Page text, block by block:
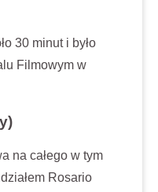
30 minut i było
Filmowym w
na całego w tym
Rosario